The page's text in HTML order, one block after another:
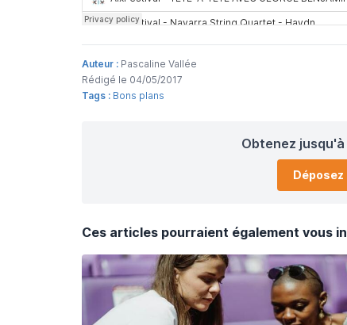
Auteur : Pascaline Vallée
Rédigé le 04/05/2017
Tags : Bons plans
Obtenez
Ces articles pourraient également vous